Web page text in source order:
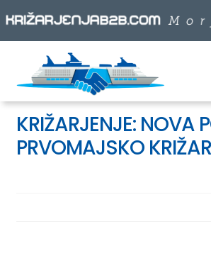
Skip
to
navigation
Skip
to
content
KRIŽARJENJE: NOVA
PRVOMAJSKO